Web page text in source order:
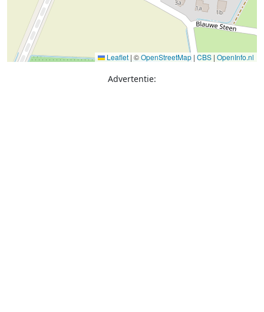
Leaflet | ©OpenStreetMap | CBS | OpenInfo.nl
Advertentie: